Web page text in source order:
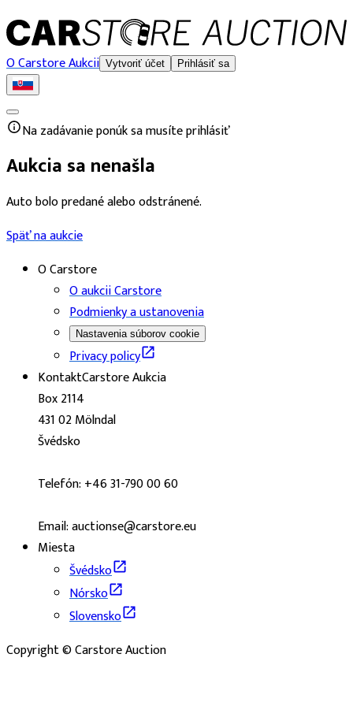
O Carstore Aukcii Vytvoriť účet Prihlásiť sa
Na zadávanie ponúk sa musíte prihlásiť
Aukcia sa nenašla
Auto bolo predané alebo odstránené.
Späť na aukcie
O Carstore
O aukcii Carstore
Podmienky a ustanovenia
Nastavenia súborov cookie
Privacy policy
KontaktCarstore Aukcia
Box 2114
431 02 Mölndal
Švédsko
Telefón: +46 31-790 00 60
Email: auctionse@carstore.eu
Miesta
Švédsko
Nórsko
Slovensko
Copyright © Carstore Auction